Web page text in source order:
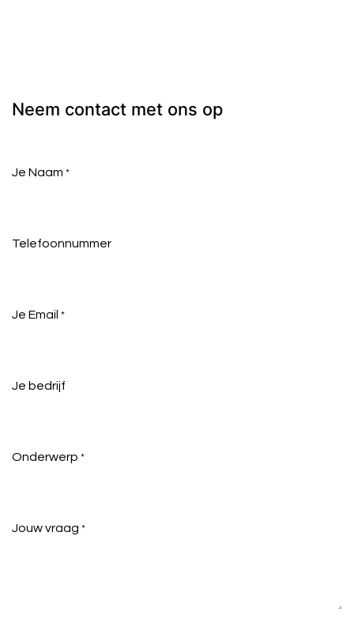
Neem contact met ons op
Je Naam *
Telefoonnummer
Je Email *
Je bedrijf
Onderwerp *
Jouw vraag *